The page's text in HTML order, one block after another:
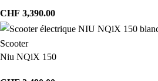
CHF 3,390.00
Scooter
Niu NQiX 150